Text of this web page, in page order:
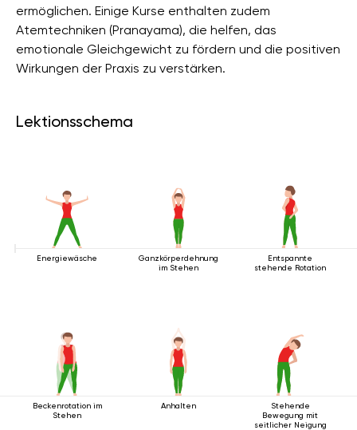
ermöglichen. Einige Kurse enthalten zudem
Atemtechniken (Pranayama), die helfen, das
emotionale Gleichgewicht zu fördern und die positiven
Wirkungen der Praxis zu verstärken.
Lektionsschema
Energiewäsche
Ganzkörperdehnung
im Stehen
Entspannte
stehende Rotation
Beckenrotation im
Stehen
Anhalten
Stehende
Bewegung mit
seitlicher Neigung